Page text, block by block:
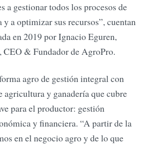
a gestionar todos los procesos de
y a optimizar sus recursos”, cuentan
en 2019 por Ignacio Eguren,
& Fundador de AgroPro.
agro de gestión integral con
agricultura y ganadería que cubre
para el productor: gestión
y financiera. “A partir de la
en el negocio agro y de lo que